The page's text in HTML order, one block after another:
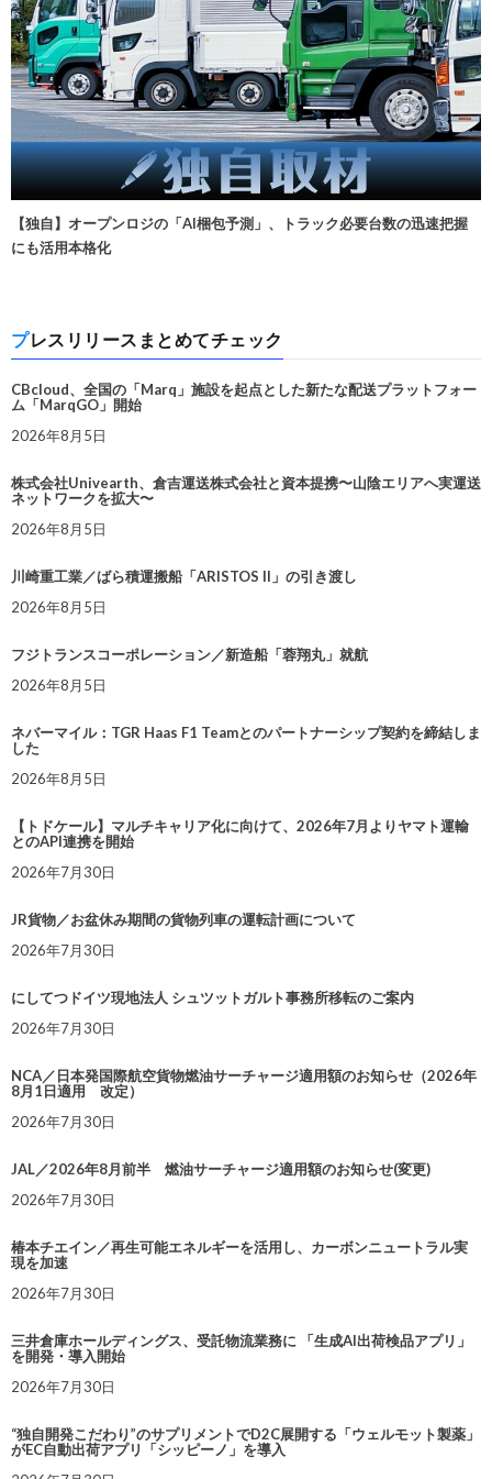
【独自】オープンロジの「AI梱包予測」、トラック必要台数の迅速把握
にも活用本格化
プレスリリースまとめてチェック
CBcloud、全国の「Marq」施設を起点とした新たな配送プラットフォー
ム「MarqGO」開始
2026年8月5日
株式会社Univearth、倉吉運送株式会社と資本提携〜山陰エリアへ実運送
ネットワークを拡大〜
2026年8月5日
川崎重工業／ばら積運搬船「ARISTOS II」の引き渡し
2026年8月5日
フジトランスコーポレーション／新造船「蓉翔丸」就航
2026年8月5日
ネバーマイル：TGR Haas F1 Teamとのパートナーシップ契約を締結しま
した
2026年8月5日
【トドケール】マルチキャリア化に向けて、2026年7月よりヤマト運輸
とのAPI連携を開始
2026年7月30日
JR貨物／お盆休み期間の貨物列車の運転計画について
2026年7月30日
にしてつドイツ現地法人 シュツットガルト事務所移転のご案内
2026年7月30日
NCA／日本発国際航空貨物燃油サーチャージ適用額のお知らせ（2026年
8月1日適用 改定）
2026年7月30日
JAL／2026年8月前半 燃油サーチャージ適用額のお知らせ(変更)
2026年7月30日
椿本チエイン／再生可能エネルギーを活用し、カーボンニュートラル実
現を加速
2026年7月30日
三井倉庫ホールディングス、受託物流業務に 「生成AI出荷検品アプリ」
を開発・導入開始
2026年7月30日
“独自開発こだわり”のサプリメントでD2C展開する「ウェルモット製薬」
がEC自動出荷アプリ「シッピーノ」を導入